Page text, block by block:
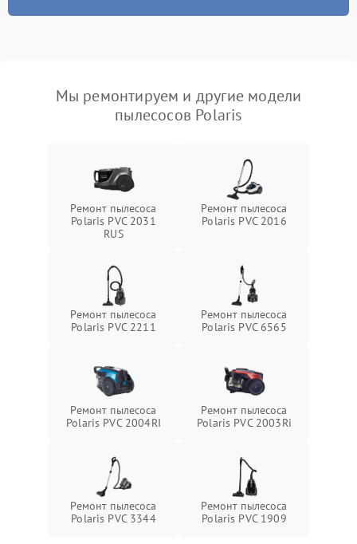
Мы ремонтируем и другие модели
пылесосов Polaris
Ремонт пылесоса
Polaris PVC 2031
RUS
Ремонт пылесоса
Polaris PVC 2016
Ремонт пылесоса
Polaris PVC 2211
Ремонт пылесоса
Polaris PVC 6565
Ремонт пылесоса
Polaris PVC 2004RI
Ремонт пылесоса
Polaris PVC 2003Ri
Ремонт пылесоса
Polaris PVC 3344
Ремонт пылесоса
Polaris PVC 1909